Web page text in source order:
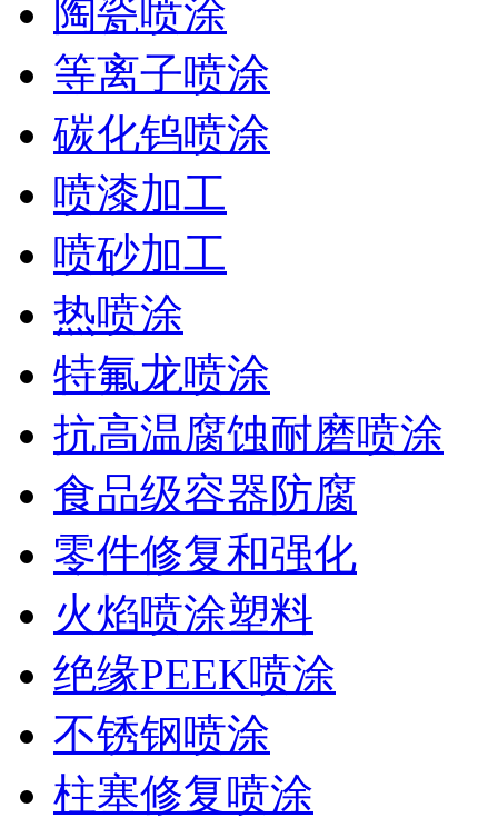
陶瓷喷涂
等离子喷涂
碳化钨喷涂
喷漆加工
喷砂加工
热喷涂
特氟龙喷涂
抗高温腐蚀耐磨喷涂
食品级容器防腐
零件修复和强化
火焰喷涂塑料
绝缘PEEK喷涂
不锈钢喷涂
柱塞修复喷涂